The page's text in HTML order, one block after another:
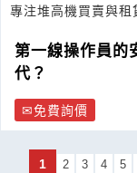
專注堆高機買賣與租
第一線操作員的
代？
免費詢價
1 2 3 4 5